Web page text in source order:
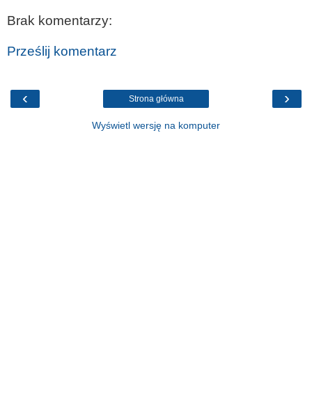
Brak komentarzy:
Prześlij komentarz
‹ ›
Strona główna
Wyświetl wersję na komputer